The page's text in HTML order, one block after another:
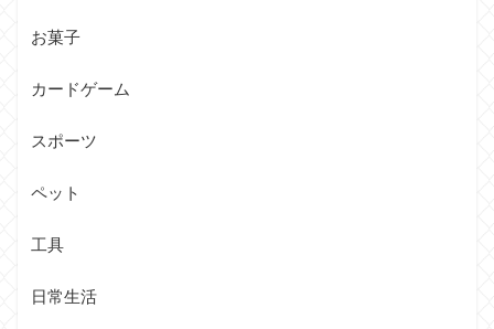
お菓子
カードゲーム
スポーツ
ペット
工具
日常生活